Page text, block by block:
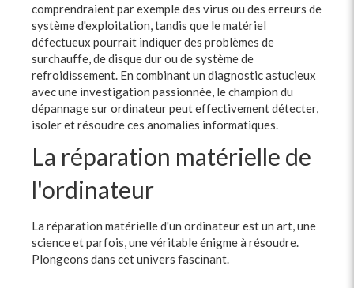
comprendraient par exemple des virus ou des erreurs de
système d'exploitation, tandis que le matériel
défectueux pourrait indiquer des problèmes de
surchauffe, de disque dur ou de système de
refroidissement. En combinant un diagnostic astucieux
avec une investigation passionnée, le champion du
dépannage sur ordinateur peut effectivement détecter,
isoler et résoudre ces anomalies informatiques.
La réparation matérielle de
l'ordinateur
La réparation matérielle d'un ordinateur est un art, une
science et parfois, une véritable énigme à résoudre.
Plongeons dans cet univers fascinant.